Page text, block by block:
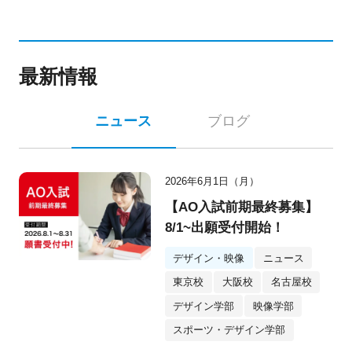
最新情報
ニュース ブログ
2026年6月1日（月）
【AO入試前期最終募集】
8/1~出願受付開始！
デザイン・映像 ニュース
東京校 大阪校 名古屋校
デザイン学部 映像学部
スポーツ・デザイン学部